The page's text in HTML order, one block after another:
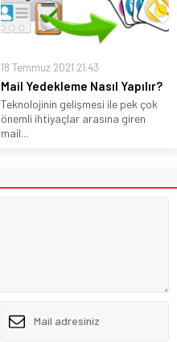
18 Temmuz 2021 21:43
Mail Yedekleme Nasıl Yapılır?
Teknolojinin gelişmesi ile pek çok
önemli ihtiyaçlar arasına giren
mail...